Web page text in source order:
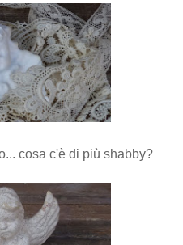
cosa c'è di più shabby?